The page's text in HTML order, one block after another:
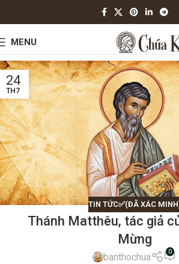
MENU
24
TH7
TIN TỨC✅(ĐÃ XÁC
Thánh Matthêu, tác giả
Mừng
banthochua 0